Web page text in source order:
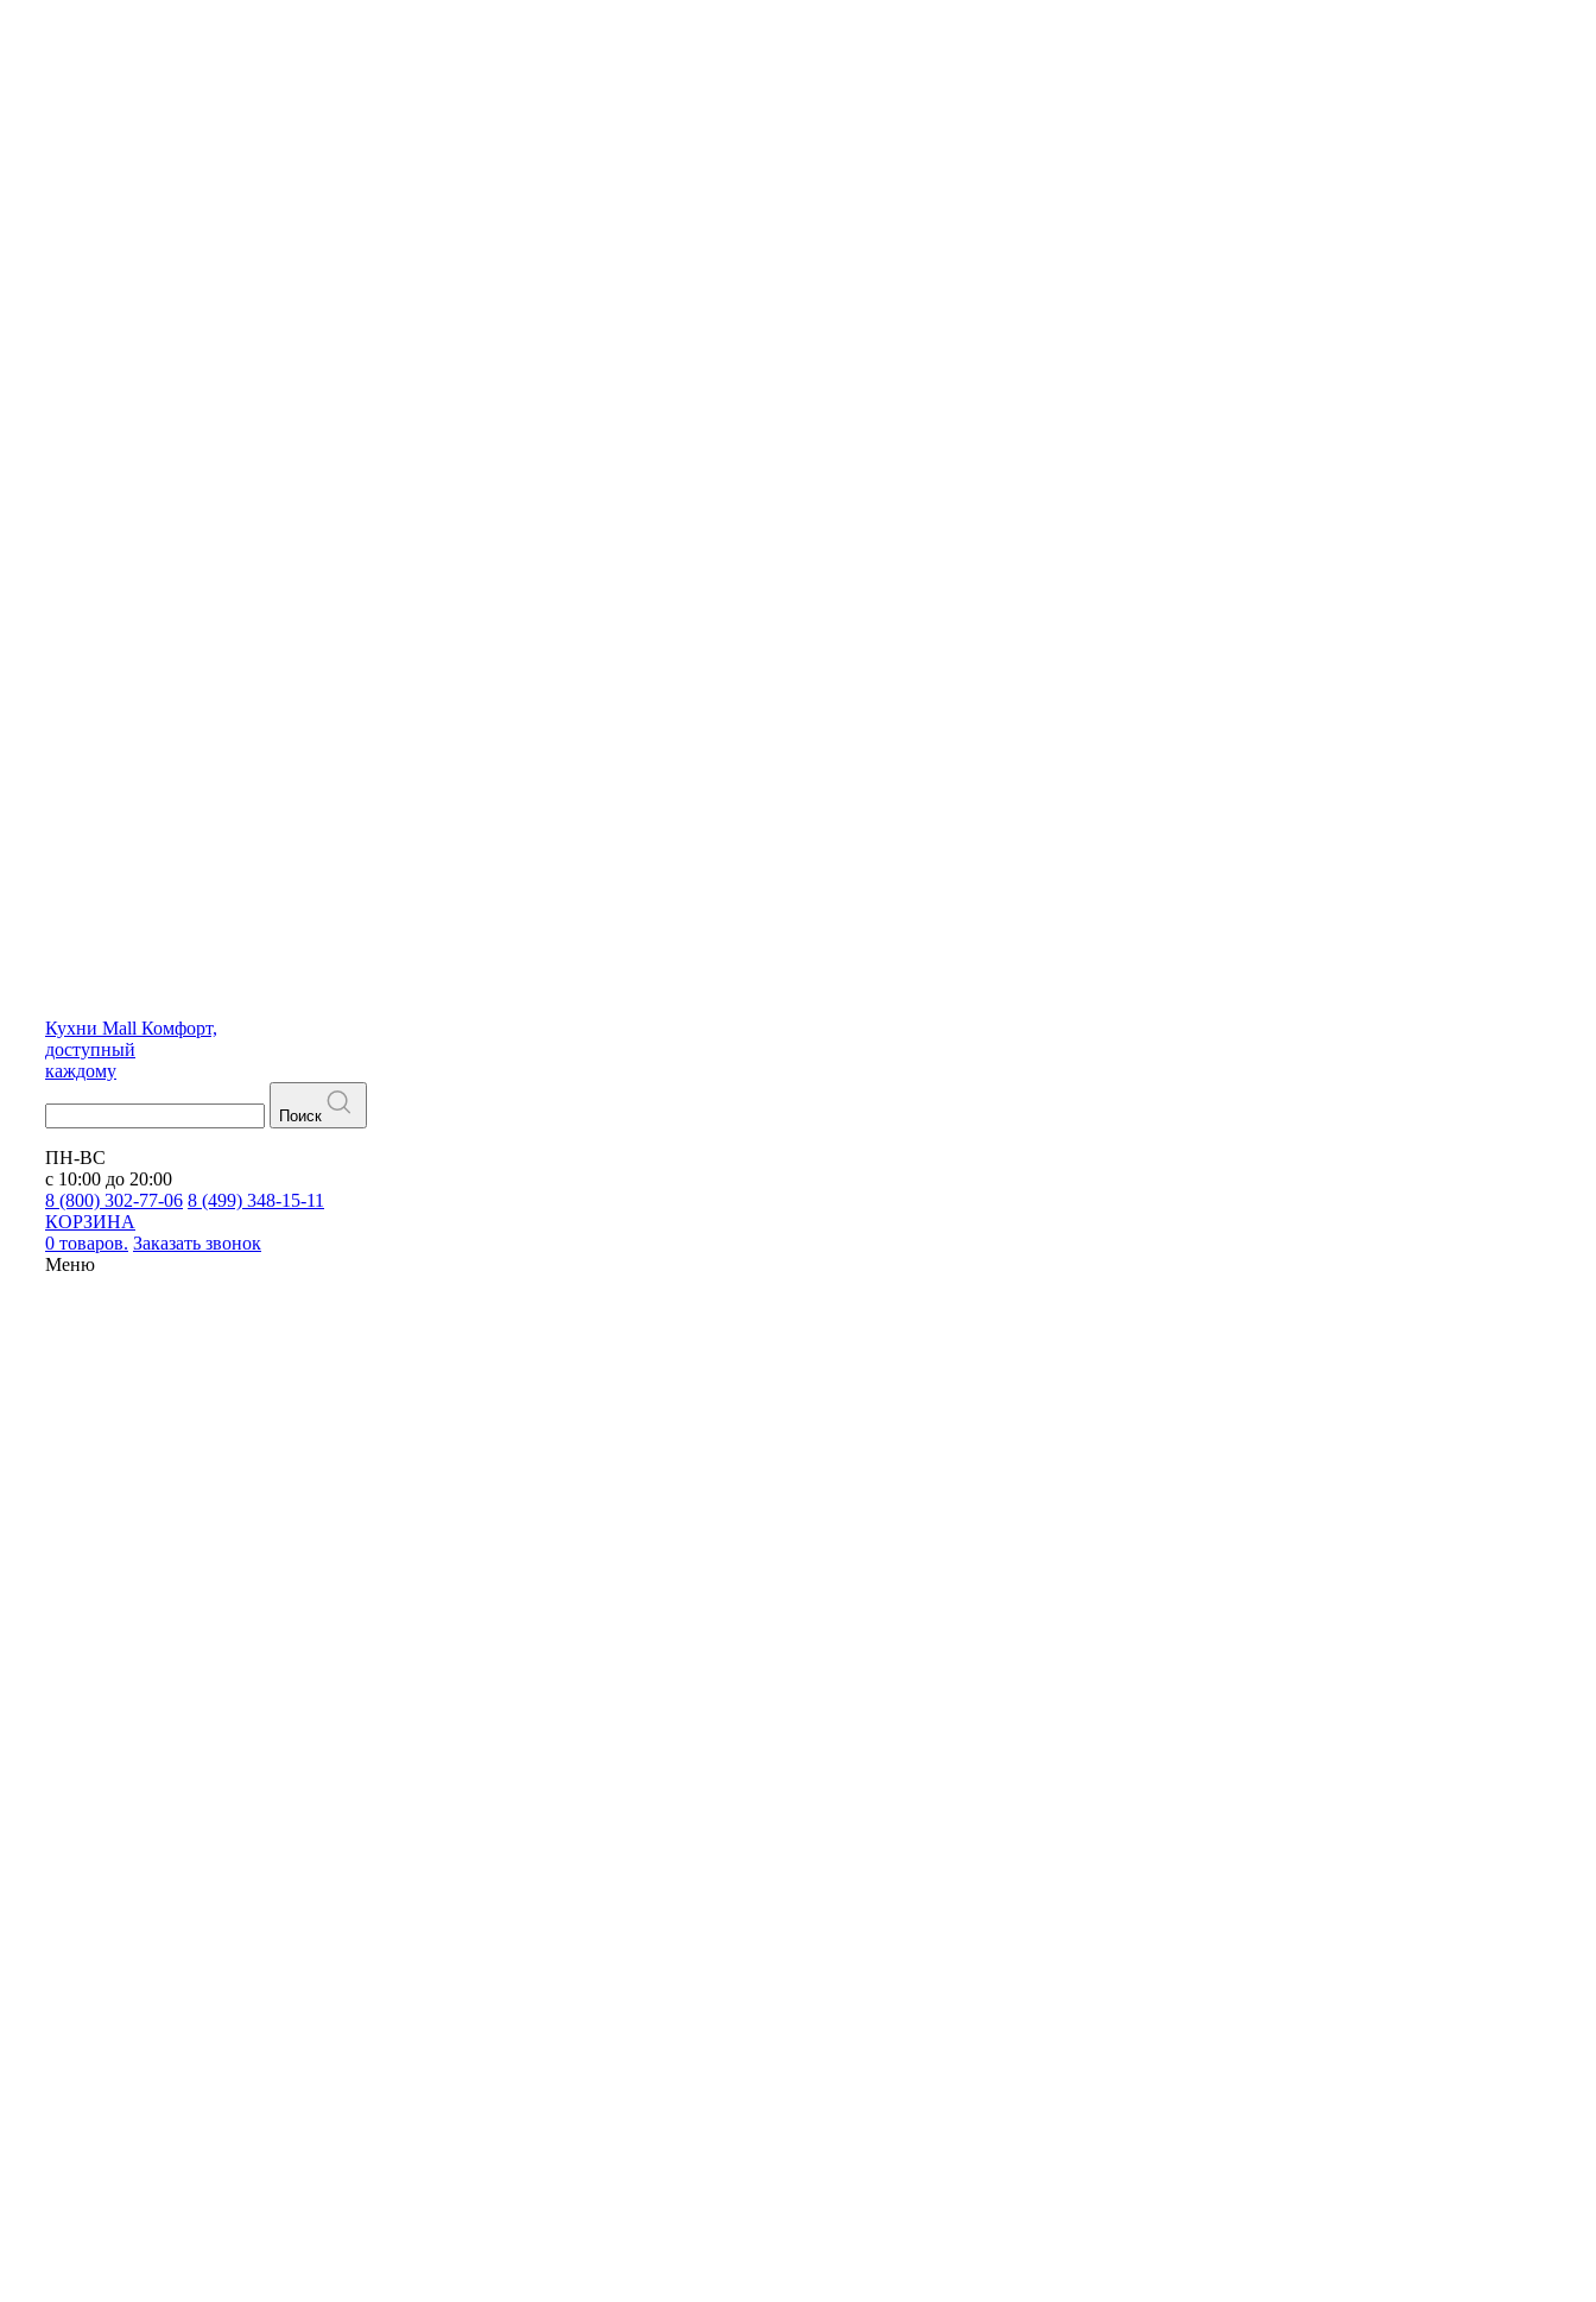
Кухни Mall Комфорт,
доступный
каждому
Поиск
ПН-ВС
с 10:00 до 20:00
8 (800) 302-77-06 8 (499) 348-15-11
КОРЗИНА
0 товаров. Заказать звонок
Меню